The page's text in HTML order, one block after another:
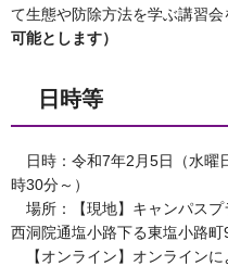
て生態や防除方法を学ぶ講習会
可能とします）
日時等
日時：令和7年2月5日（水曜
時30分～）
場所：【現地】キャンパスプ
西洞院通塩小路下る東塩小路町
【オンライン】オンラインに